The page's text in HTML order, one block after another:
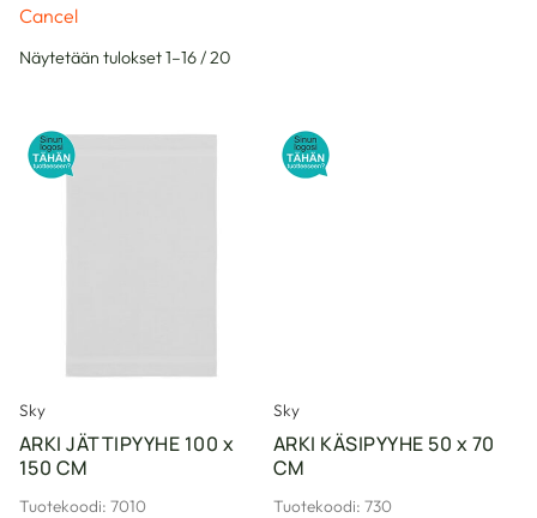
Cancel
Näytetään tulokset 1–16 / 20
Sky
ARKI JÄTTIPYYHE 100 x
150 CM
Tuotekoodi: 7010
Sky
ARKI KÄSIPYYHE 50 x 70
CM
Tuotekoodi: 730